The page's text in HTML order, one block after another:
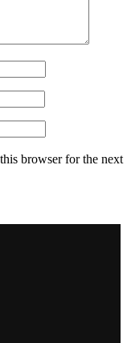
browser for the next